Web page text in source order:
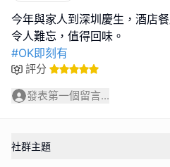
今年與家人到深圳慶生，酒店
#OK即刻有
評分
發表第一個留言...
社群主題